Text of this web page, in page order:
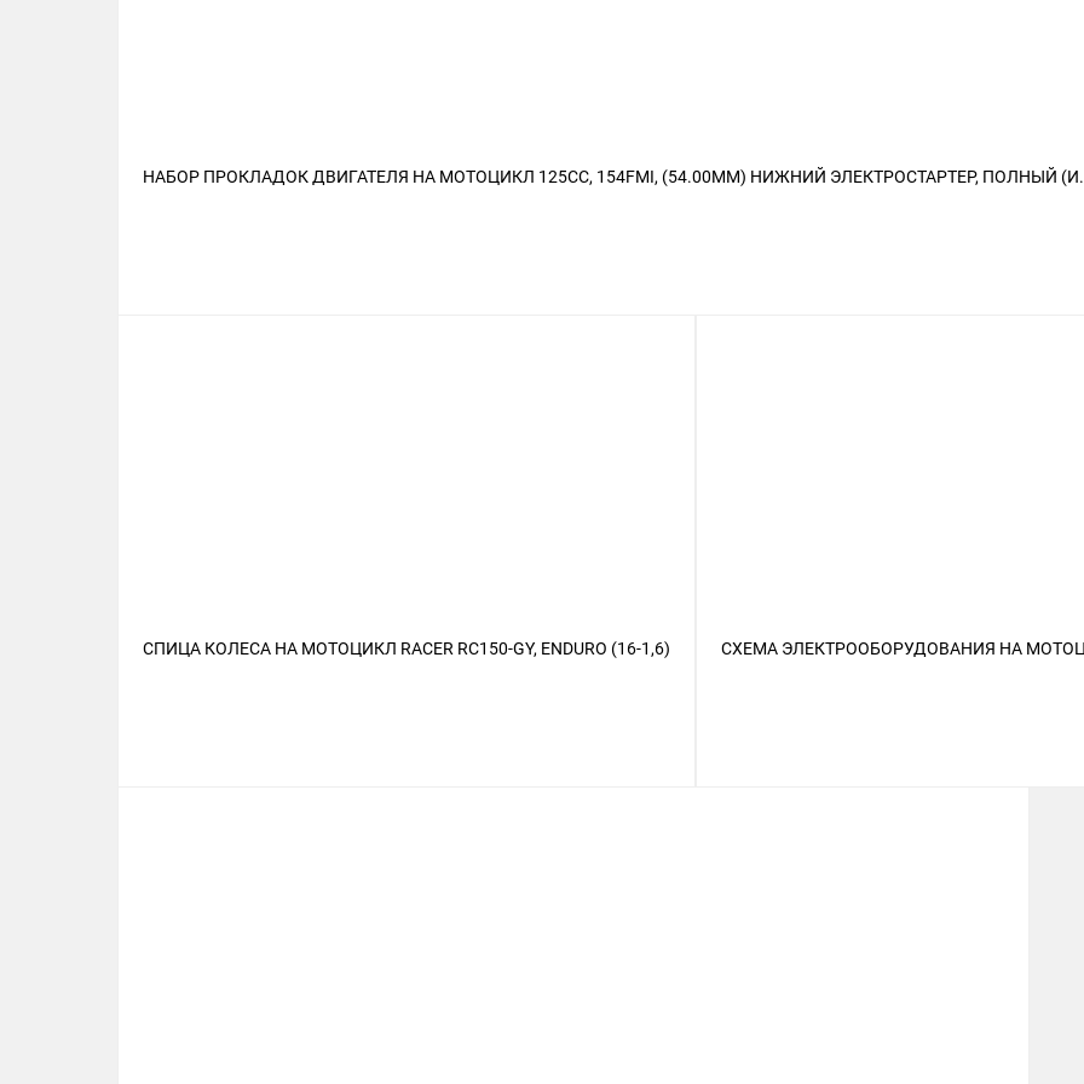
НАБОР ПРОКЛАДОК ДВИГАТЕЛЯ НА МОТОЦИКЛ 125CC, 154FMI, (54.00ММ) НИЖНИЙ ЭЛЕКТРОСТАРТЕР, ПОЛНЫЙ
СПИЦА КОЛЕСА НА МОТОЦИКЛ RACER RC150-GY, ENDURO (16-1,6) СХЕМА ЭЛЕКТРООБОРУДОВАНИЯ НА